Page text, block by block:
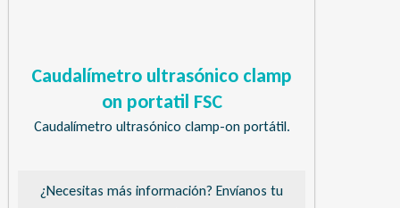
Caudalímetro ultrasónico clamp
on portatil FSC
Caudalímetro ultrasónico clamp-on portátil.
¿Necesitas más información? Envíanos tu